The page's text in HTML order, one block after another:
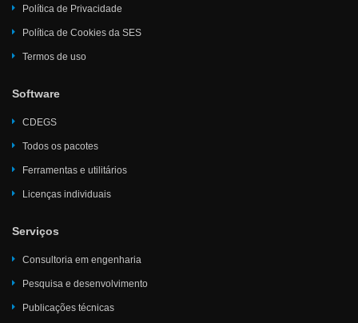
Política de Privacidade
Política de Cookies da SES
Termos de uso
Software
CDEGS
Todos os pacotes
Ferramentas e utilitários
Licenças individuais
Serviços
Consultoria em engenharia
Pesquisa e desenvolvimento
Publicações técnicas